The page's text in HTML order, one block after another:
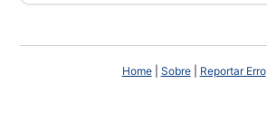
Home| Sobre| Reportar Erro